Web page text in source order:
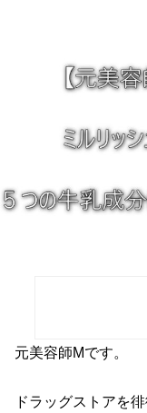
元美容師Mです。
ドラッグストアを